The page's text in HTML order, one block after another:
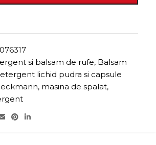
si balsam de rufe, Balsam
lichid pudra si capsule
, masina de spalat,